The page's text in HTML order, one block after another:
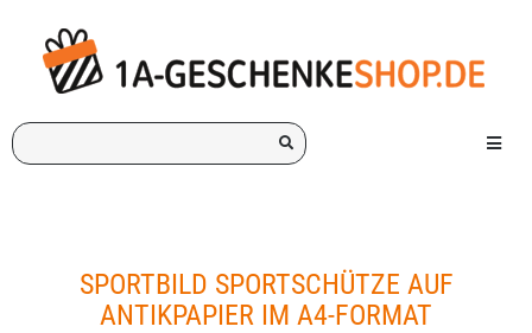
Ich
suche
Menü
SPORTBILD SPORTSCHÜTZE AUF
ANTIKPAPIER IM A4-FORMAT